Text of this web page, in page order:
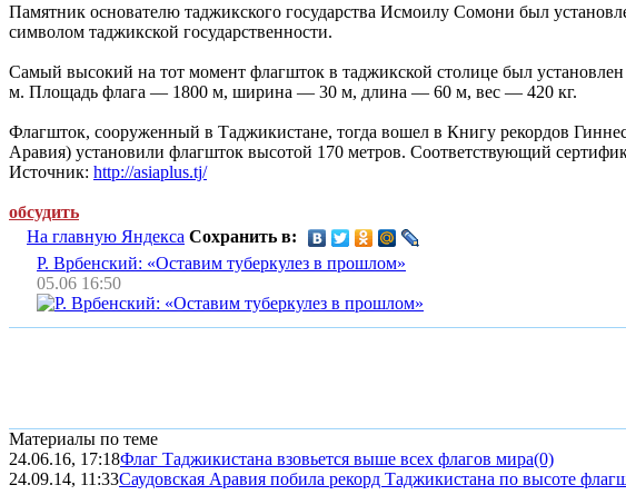
Памятник основателю таджикского государства Исмоилу Сомони был
символом таджикской государственности.
Самый высокий на тот момент флагшток в таджикской столице был
м. Площадь флага — 1800 м, ширина — 30 м, длина — 60 м, вес — 420 кг.
Флагшток, сооруженный в Таджикистане, тогда вошел в Книгу рекордов
Аравия) установили флагшток высотой 170 метров. Соответствующий
Источник: http://asiaplus.tj/
обсудить
На главную Яндекса Сохранить в:
Р. Врбенский: «Оставим туберкулез в прошлом»
05.06 16:50
Материалы по теме
24.06.16, 17:18Флаг Таджикистана взовьется выше всех флагов мира(0)
24.09.14, 11:33Саудовская Аравия побила рекорд Таджикистана по высоте